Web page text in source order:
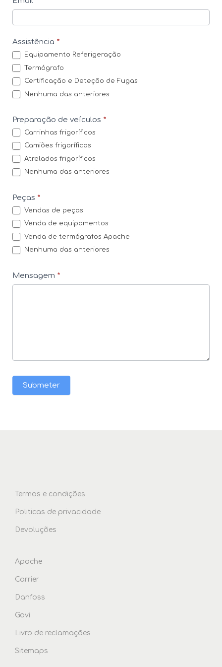
Assistência *
Equipamento Referigeração
Termógrafo
Certificação e Deteção de Fugas
Nenhuma das anteriores
Preparação de veículos *
Carrinhas frigoríficos
Camiões frigoríficos
Atrelados frigoríficos
Nenhuma das anteriores
Peças *
Vendas de peças
Venda de equipamentos
Venda de termógrafos Apache
Nenhuma das anteriores
Mensagem *
Submeter
Termos e condições
Politicas de privacidade
Devoluções
Apache
Carrier
Danfoss
Govi
Livro de reclamações
Sitemaps